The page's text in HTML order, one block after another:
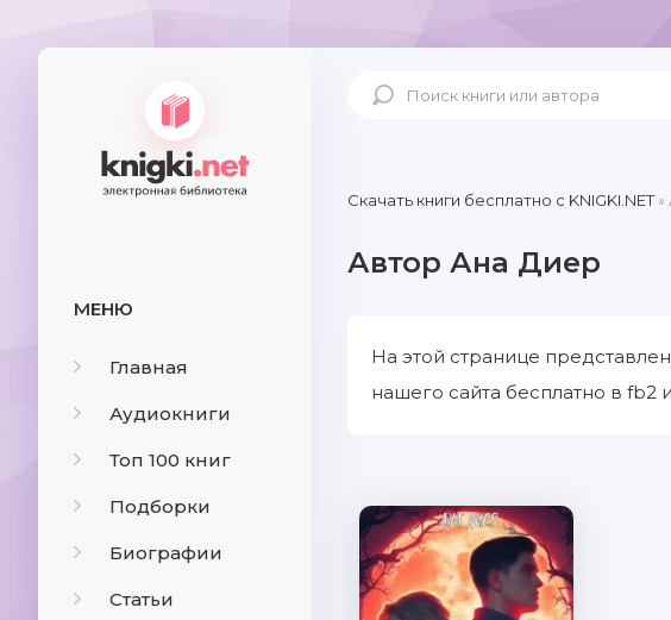
МЕНЮ
Главная
Аудиокниги
Топ 100 книг
Подборки
Биографии
Статьи
Скачать книги бесплатно c KNIGKI.NET»
Автор Ана Диер
На этой странице
нашего сайта бесплатно в fb2